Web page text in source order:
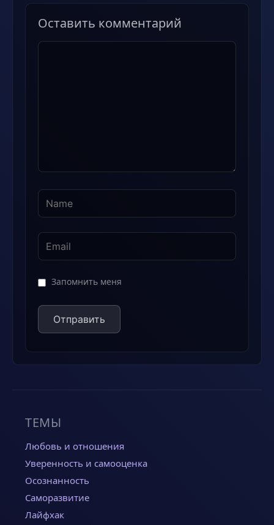
Оставить комментарий
Комментарий
Запомнить меня
ТЕМЫ
Любовь и отношения
Уверенность и самооценка
Осознанность
Саморазвитие
Лайфхак